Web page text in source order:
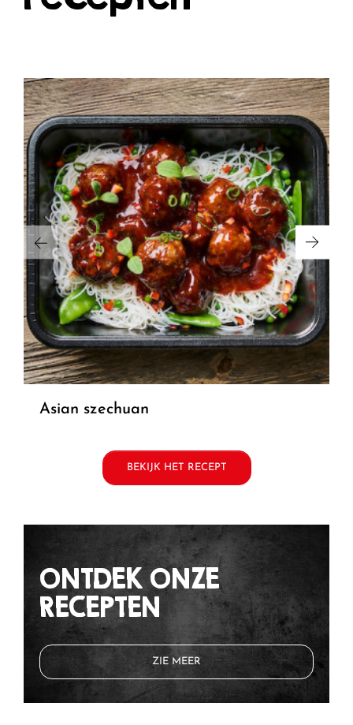
ONTDEK ONZE
RECEPTEN
ZIE MEER
asian szechuan
BEKIJK HET RECEPT